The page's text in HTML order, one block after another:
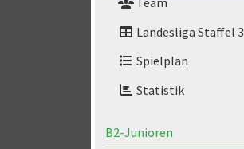
Landesliga Staffel 3
Spielplan
Statistik
B2-Junioren